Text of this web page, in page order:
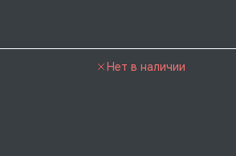
Нет в наличии